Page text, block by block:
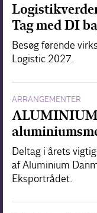
Tag med DI
Besøg førende
Logistic 2027.
ARRANGEMENTER
ALUMINIUM
Deltag i årets
af Aluminium
Eksportrådet.